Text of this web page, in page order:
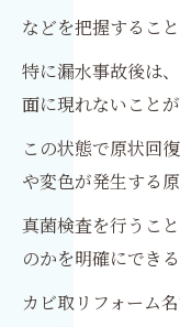
などを把握すること
特に漏水事故後は
面に現れないことが
この状態で原状回
や変色が発生する原
真菌検査を行うこ
のかを明確にでき
カビ取リフォーム